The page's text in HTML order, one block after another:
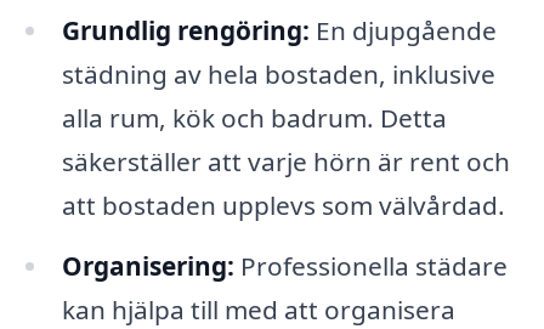
Grundlig rengöring: En djupgående
städning av hela bostaden, inklusive
alla rum, kök och badrum. Detta
säkerställer att varje hörn är rent och
att bostaden upplevs som välvårdad.
Organisering: Professionella städare
kan hjälpa till med att organisera